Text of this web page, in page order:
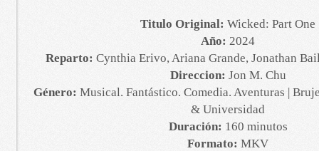
Titulo Original: Wicked: Part One
Año: 2024
Reparto: Cynthia Erivo, Ariana Grande, Jonathan
Direccion: Jon M. Chu
Género: Musical. Fantástico. Comedia. Aventuras |
& Universidad
Duración: 160 minutos
Formato: MKV